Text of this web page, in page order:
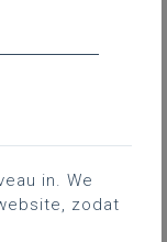
in. We
zodat